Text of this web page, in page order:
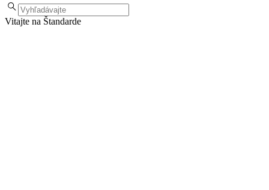
Vitajte na Štandarde